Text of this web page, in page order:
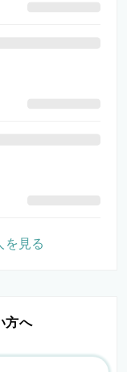
方へ
を見る